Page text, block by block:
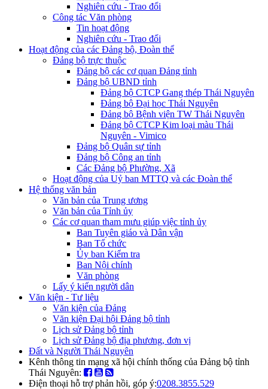
Nghiên cứu - Trao đổi
Công tác Văn phòng
Tin hoạt động
Nghiên cứu - Trao đổi
Hoạt động của các Đảng bộ, Đoàn thể
Đảng bộ trực thuộc
Đảng bộ các cơ quan Đảng tỉnh
Đảng bộ UBND tỉnh
Đảng bộ CTCP Gang thép Thái Nguyên
Đảng bộ Đại học Thái Nguyên
Đảng bộ Bệnh viện TW Thái Nguyên
Đảng bộ CTCP Kim loại màu Thái
Nguyên - Vimico
Đảng bộ Quân sự tỉnh
Đảng bộ Công an tỉnh
Các Đảng bộ Phường, Xã
Hoạt động của Uỷ ban MTTQ và các Đoàn thể
Hệ thống văn bản
Văn bản của Trung ương
Văn bản của Tỉnh ủy
Các cơ quan tham mưu giúp việc tỉnh ủy
Ban Tuyên giáo và Dân vận
Ban Tổ chức
Ủy ban Kiểm tra
Ban Nội chính
Văn phòng
Lấy ý kiến người dân
Văn kiện - Tư liệu
Văn kiện của Đảng
Văn kiện Đại hội Đảng bộ tỉnh
Lịch sử Đảng bộ tỉnh
Lịch sử Đảng bộ địa phương, đơn vị
Đất và Người Thái Nguyên
Kênh thông tin mạng xã hội chính thống của Đảng bộ tỉnh
Thái Nguyên:
Điện thoại hỗ trợ phản hồi, góp ý:0208.3855.529